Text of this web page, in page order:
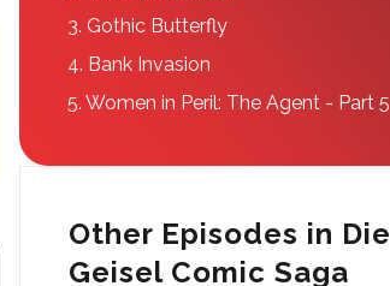
3. Gothic Butterfly
4. Bank Invasion
5.Women in Peril: The Agent - Part 5
Other Episodes in Die
Geisel Comic Saga